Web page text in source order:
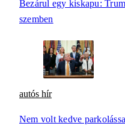
Bezárul egy kiskapu:
szemben
autós hír
Nem volt kedve